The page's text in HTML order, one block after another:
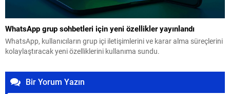
WhatsApp grup sohbetleri için yeni özellikler yayınlandı
WhatsApp, kullanıcıların grup içi iletişimlerini ve karar alma süreçlerini
kolaylaştıracak yeni özelliklerini kullanıma sundu.
Bir Yorum Yazın